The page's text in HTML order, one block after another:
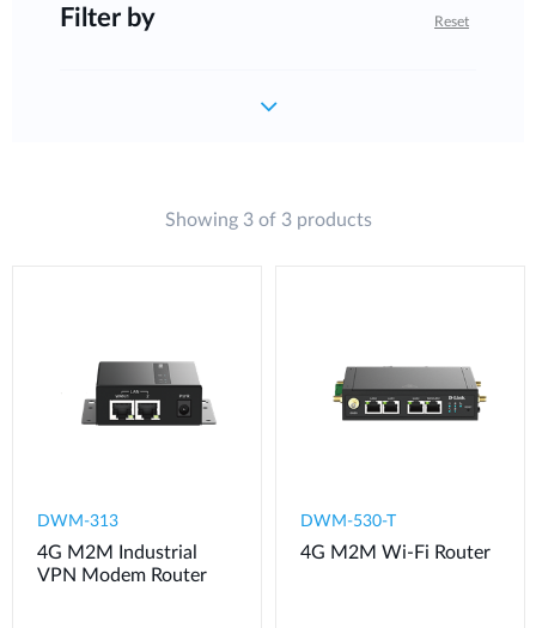
Filter by Reset
Showing 3 of 3 products
DWM-313
4G M2M Industrial
VPN Modem​ Router
DWM-530-T
4G M2M Wi-Fi Router